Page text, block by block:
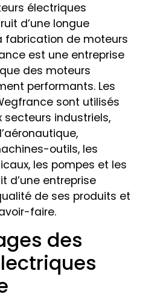
électriques
d’une longue
fabrication de moteurs
est une entreprise
des moteurs
performants. Les
sont utilisés
secteurs industriels,
outils, les
les pompes et les
d’une entreprise
de ses produits et
faire.
des